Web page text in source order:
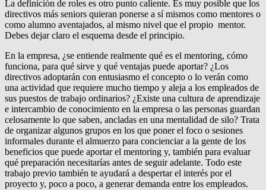
La definición de roles es otro punto caliente. Es muy posible que los
directivos más seniors quieran ponerse a sí mismos como mentores o
como alumno aventajados, al mismo nivel que el propio mentor.
Debes dejar claro el esquema desde el principio.
En la empresa, ¿se entiende realmente qué es el mentoring, cómo
funciona, para qué sirve y qué ventajas puede aportar? ¿Los
directivos adoptarán con entusiasmo el concepto o lo verán como
una actividad que requiere mucho tiempo y aleja a los empleados de
sus puestos de trabajo ordinarios? ¿Existe una cultura de aprendizaje
e intercambio de conocimiento en la empresa o las personas guardan
celosamente lo que saben, ancladas en una mentalidad de silo? Trata
de organizar algunos grupos en los que poner el foco o sesiones
informales durante el almuerzo para concienciar a la gente de los
beneficios que puede aportar el mentoring y, también para evaluar
qué preparación necesitarías antes de seguir adelante. Todo este
trabajo previo también te ayudará a despertar el interés por el
proyecto y, poco a poco, a generar demanda entre los empleados.